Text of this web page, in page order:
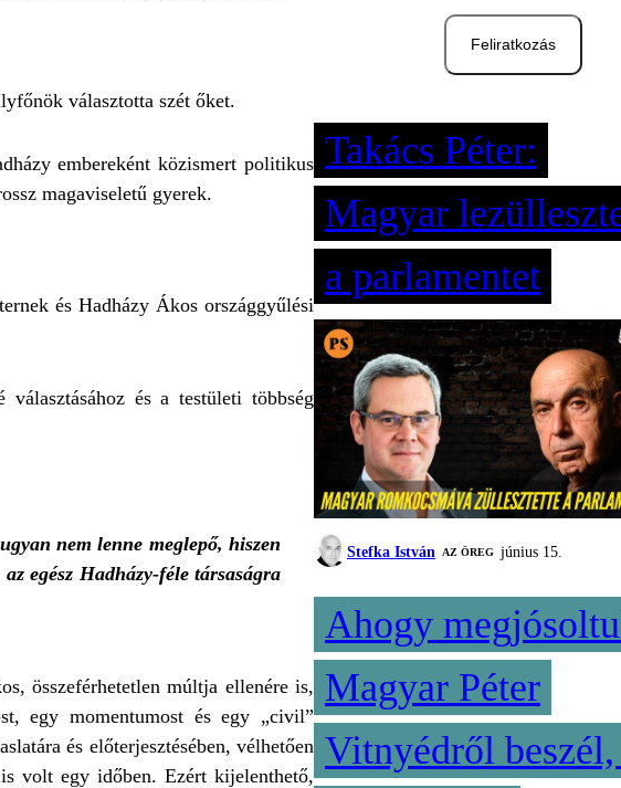
választotta szét őket.
embereként közismert politikus
magaviseletű gyerek.
és Hadházy Ákos országgyűlési
és a testületi többség
nem lenne meglepő, hiszen
egész Hadházy-féle társaságra
összeférhetetlen múltja ellenére is,
egy momentumost és egy „civil”
és előterjesztésében, vélhetően
volt egy időben. Ezért kijelenthető,
Feliratkozás
Takács Péter:
Magyar
a parlamentet
Stefka István AZ ÖREG június 15.
Ahogy
Magyar Péter
Vitnyédről beszél,